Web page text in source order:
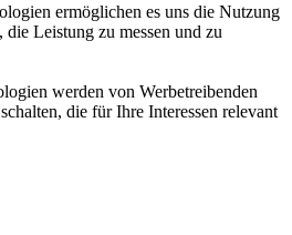
ermöglichen es uns die Nutzung
die Leistung zu messen und zu
werden von Werbetreibenden
die für Ihre Interessen relevant